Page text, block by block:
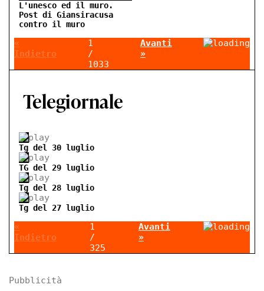
L'unesco ed il muro.
Post di Giansiracusa
contro il muro
«
Indietro
1
/
1033
Avanti
»
Tg del 30 luglio
TG del 29 luglio
Tg del 28 luglio
Tg del 27 luglio
«
Indietro
1
/
325
Avanti
»
Pubblicità